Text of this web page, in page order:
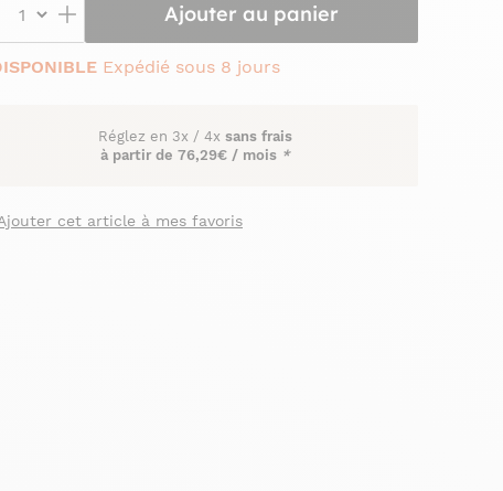
Ajouter au panier
Expédié sous 8 jours
Réglez en 3x / 4x sans frais
à partir de 76,29€ / mois *
cet article à mes favoris